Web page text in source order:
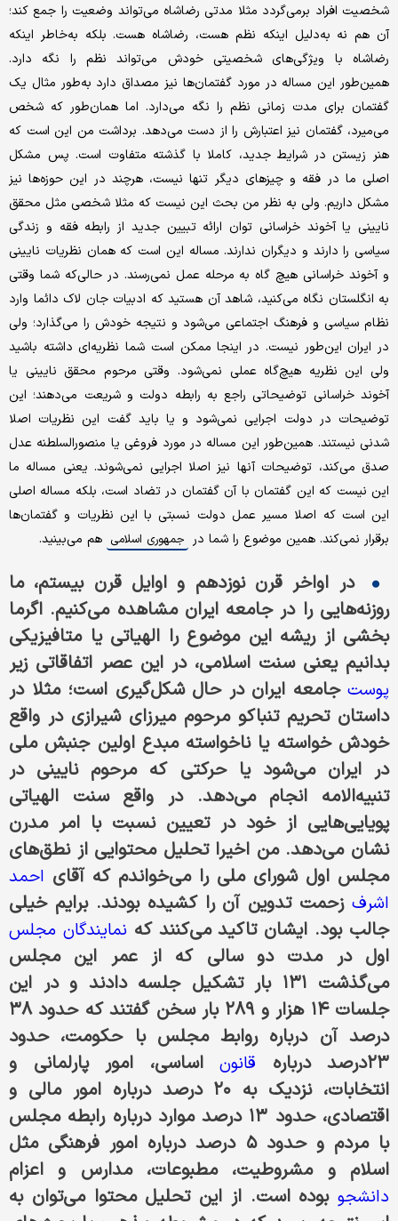
شخصیت افراد برمی‌گردد مثلا مدتی رضاشاه می‌تواند وضعیت را جمع کند؛
آن هم نه به‌دلیل اینکه نظم هست، رضاشاه هست. بلکه به‌خاطر اینکه
رضاشاه با ویژگی‌های شخصیتی خودش می‌تواند نظم را نگه ‌دارد.
همین‌طور این مساله در مورد گفتمان‌ها نیز مصداق دارد به‌طور مثال یک
گفتمان برای مدت زمانی نظم را نگه می‌دارد. اما همان‌طور که شخص
می‌میرد، گفتمان نیز اعتبارش را از دست می‌دهد. برداشت من این است که
هنر زیستن در شرایط جدید، کاملا با گذشته متفاوت است. پس مشکل
اصلی ما در فقه و چیزهای دیگر تنها نیست، هرچند در این حوزه‌ها نیز
مشکل داریم. ولی به نظر من بحث این نیست که مثلا شخصی مثل محقق
نایینی یا آخوند خراسانی توان ارائه‌ تبیین جدید از رابطه‌ فقه و زندگی
سیاسی را دارند و دیگران ندارند. مساله این است که همان نظریات نایینی
و آخوند خراسانی هیچ گاه به مرحله‌ عمل نمی‌رسند. در حالی‌که شما وقتی
به انگلستان نگاه می‌کنید، شاهد آن هستید که ادبیات جان لاک دائما وارد
نظام سیاسی و فرهنگ اجتماعی می‌شود و نتیجه‌ خودش را می‌گذارد؛ ولی
در ایران این‌طور نیست. در اینجا ممکن است شما نظریه‌ای داشته باشید
ولی این نظریه هیچ‌گاه عملی نمی‌شود. وقتی مرحوم محقق نایینی یا
آخوند خراسانی توضیحاتی راجع به رابطه‌ دولت و شریعت می‌دهند؛ این
توضیحات در دولت اجرایی نمی‌شود و یا باید گفت این نظریات اصلا
شدنی نیستند. همین‌طور این مساله در مورد فروغی یا منصورالسلطنه عدل
صدق می‌کند، توضیحات آنها نیز اصلا اجرایی نمی‌شوند. یعنی مساله ما
این نیست که این گفتمان با آن گفتمان در تضاد است، بلکه مساله‌ اصلی
این است که اصلا مسیر عمل دولت نسبتی با این نظریات و گفتمان‌ها
برقرار نمی‌کند. همین موضوع را شما در جمهوری اسلامی هم می‌بینید.
در اواخر قرن نوزدهم و اوایل قرن بیستم، ما
روزنه‌هایی را در جامعه ایران مشاهده می‌کنیم. اگرما
بخشی از ریشه‌ این موضوع را الهیاتی یا متافیزیکی
بدانیم یعنی سنت اسلامی، در این عصر اتفاقاتی زیر
پوست جامعه‌ ایران در حال شکل‌گیری است؛ مثلا در
داستان تحریم تنباکو مرحوم میرزای شیرازی در واقع
خودش خواسته یا ناخواسته مبدع اولین جنبش ملی
در ایران می‌شود یا حرکتی که مرحوم نایینی در
تنبیه‌الامه انجام می‌دهد. در واقع سنت الهیاتی
پویایی‌هایی از خود در تعیین نسبت با امر مدرن
نشان می‌دهد. من اخیرا تحلیل محتوایی از نطق‌های
مجلس اول شورای ملی را می‌خواندم که آقای احمد
اشرف زحمت تدوین آن را کشیده بودند. برایم خیلی
جالب بود. ایشان تاکید می‌کنند کهنمایندگان مجلس
اول در مدت دو سالی که از عمر این مجلس
می‌گذشت ۱۳۱ بار تشکیل جلسه دادند و در این
جلسات ۱۴ هزار و ۲۸۹ بار سخن گفتند که حدود ۳۸
درصد آن درباره روابط مجلس با حکومت، حدود
۲۳درصد درباره
قانون اساسی، امور پارلمانی و
انتخابات، نزدیک به ۲۰ درصد درباره امور مالی و
اقتصادی، حدود ۱۳ درصد موارد درباره رابطه مجلس
با مردم و حدود ۵ درصد درباره امور فرهنگی مثل
اسلام و مشروطیت، مطبوعات، مدارس و اعزام
دانشجو بوده است. از این تحلیل محتوا می‌توان به